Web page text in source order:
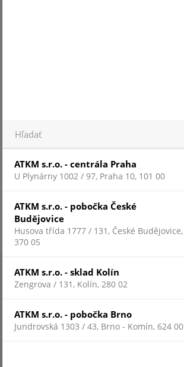
ATKM s.r.o. - centrála Praha
U Plynárny 1002 / 97, Praha 10, 101 00
ATKM s.r.o. - pobočka České
Budějovice
Husova třída 1777 / 131, České Budějovice,
370 05
ATKM s.r.o. - sklad Kolín
Zengrova / 131, Kolín, 280 02
ATKM s.r.o. - pobočka Brno
Jundrovská 1303 / 43, Brno - Komín, 624 00